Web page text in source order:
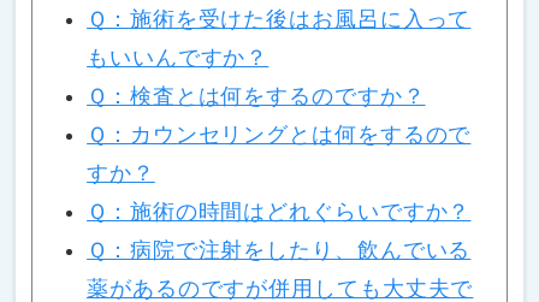
Ｑ：施術を受けた後はお風呂に入って
もいいんですか？
Ｑ：検査とは何をするのですか？
Ｑ：カウンセリングとは何をするので
すか？
Ｑ：施術の時間はどれぐらいですか？
Ｑ：病院で注射をしたり、飲んでいる
薬があるのですが併用しても大丈夫で